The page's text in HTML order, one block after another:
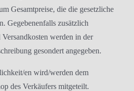
Gesamtpreise, die die gesetzliche
Gegebenenfalls zusätzlich
werden in der
gesondert angegeben.
en wird/werden dem
des Verkäufers mitgeteilt.